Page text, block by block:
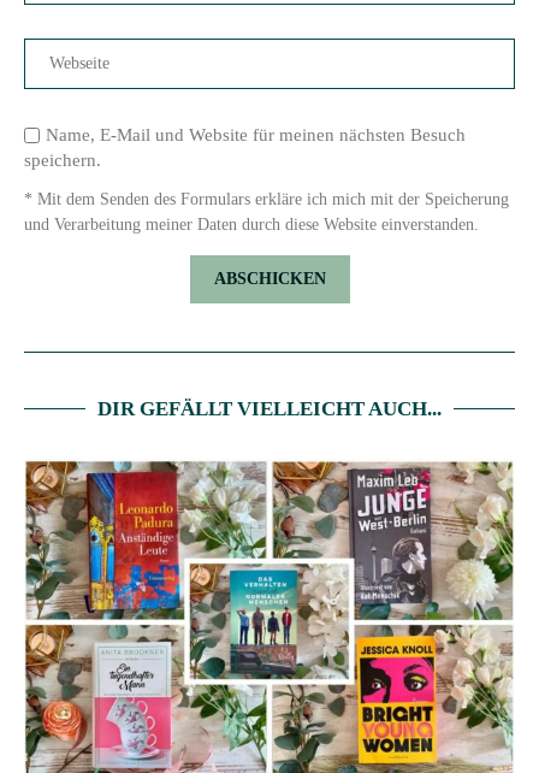
Name, E-Mail und Website für meinen nächsten Besuch
speichern.
* Mit dem Senden des Formulars erkläre ich mich mit der Speicherung
und Verarbeitung meiner Daten durch diese Website einverstanden.
DIR GEFÄLLT VIELLEICHT AUCH...